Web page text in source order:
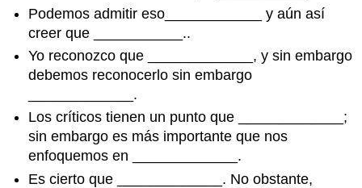
Podemos admitir eso____________ y aún así
creer que ___________..
Yo reconozco que _____________, y sin embargo
debemos reconocerlo sin embargo
_____________.
Los críticos tienen un punto que _____________;
sin embargo es más importante que nos
enfoquemos en _____________.
Es cierto que _____________. No obstante,